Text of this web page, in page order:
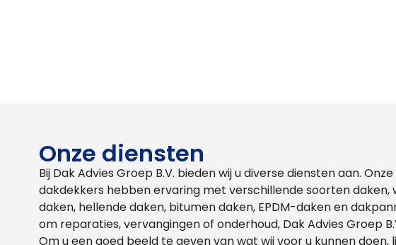
Onze diensten
Bij Dak Advies Groep B.V. bieden wij u diverse diensten aan.
dakdekkers hebben ervaring met verschillende soorten
daken, hellende daken, bitumen daken, EPDM-daken en
om reparaties, vervangingen of onderhoud, Dak Advies Groep
Om u een goed beeld te geven van wat wij voor u kunnen